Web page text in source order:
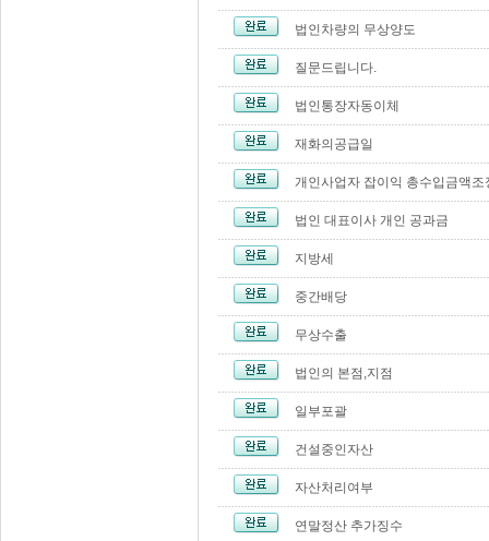
법인차량의 무상양도
질문드립니다.
법인통장자동이체
재화의공급일
개인사업자 잡이익 총수입금액조
법인 대표이사 개인 공과금
지방세
중간배당
무상수출
법인의 본점,지점
일부포괄
건설중인자산
자산처리여부
연말정산 추가징수